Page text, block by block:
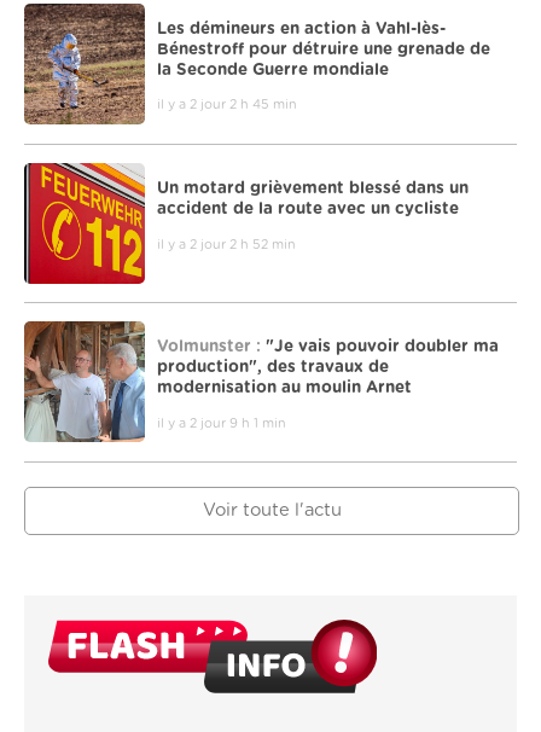
Les démineurs en action à Vahl-lès-
Bénestroff pour détruire une grenade de
la Seconde Guerre mondiale
il y a 2 jour 2 h 45 min
Un motard grièvement blessé dans un
accident de la route avec un cycliste
il y a 2 jour 2 h 52 min
Volmunster : "Je vais pouvoir doubler ma
production", des travaux de
modernisation au moulin Arnet
il y a 2 jour 9 h 1 min
Voir toute l'actu